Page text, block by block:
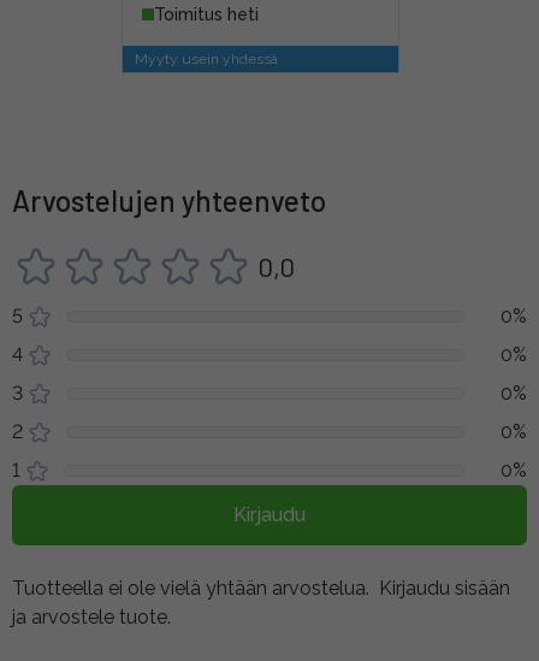
Toimitus heti
Myyty usein yhdessä
Arvostelujen yhteenveto
0,0
5
0%
4
0%
3
0%
2
0%
1
0%
Kirjaudu
Tuotteella ei ole vielä yhtään arvostelua. Kirjaudu sisään
ja arvostele tuote.